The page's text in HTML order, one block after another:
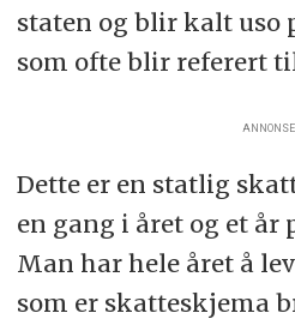
staten og blir kalt uso
som ofte blir referert
ANNONSE
Dette er en statlig
en gang i året og et år
Man har hele året å
som er skatteskjema